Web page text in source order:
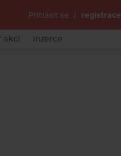
Přihlásit se / registrace
akcí Inzerce